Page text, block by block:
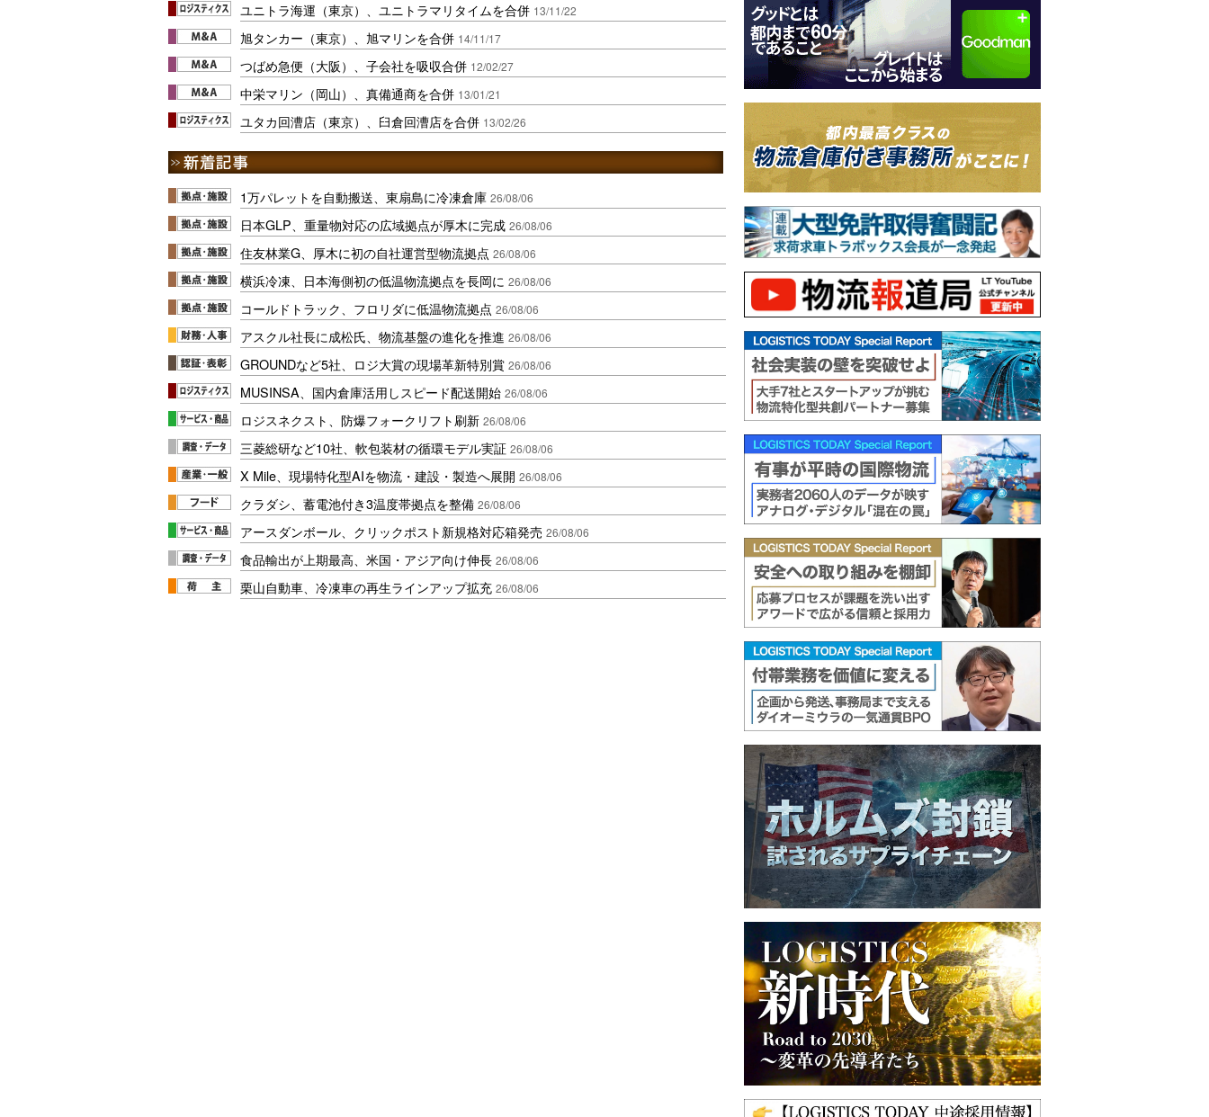
ユニトラ海運（東京）、ユニトラマリタイムを合併 13/11/22
旭タンカー（東京）、旭マリンを合併 14/11/17
つばめ急便（大阪）、子会社を吸収合併 12/02/27
中栄マリン（岡山）、真備通商を合併 13/01/21
ユタカ回漕店（東京）、臼倉回漕店を合併 13/02/26
1万パレットを自動搬送、東扇島に冷凍倉庫 26/08/06
日本GLP、重量物対応の広域拠点が厚木に完成 26/08/06
住友林業G、厚木に初の自社運営型物流拠点 26/08/06
横浜冷凍、日本海側初の低温物流拠点を長岡に 26/08/06
コールドトラック、フロリダに低温物流拠点 26/08/06
アスクル社長に成松氏、物流基盤の進化を推進 26/08/06
GROUNDなど5社、ロジ大賞の現場革新特別賞 26/08/06
MUSINSA、国内倉庫活用しスピード配送開始 26/08/06
ロジスネクスト、防爆フォークリフト刷新 26/08/06
三菱総研など10社、軟包装材の循環モデル実証 26/08/06
X Mile、現場特化型AIを物流・建設・製造へ展開 26/08/06
クラダシ、蓄電池付き3温度帯拠点を整備 26/08/06
アースダンボール、クリックポスト新規格対応箱発売 26/08/06
食品輸出が上期最高、米国・アジア向け伸長 26/08/06
栗山自動車、冷凍車の再生ラインアップ拡充 26/08/06